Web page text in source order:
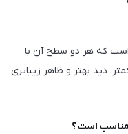
که هر دو سطح آن با
دید بهتر و ظاهر زیباتری
مناسب است؟